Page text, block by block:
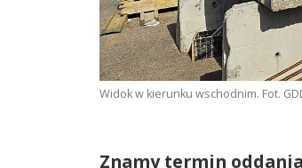
Widok w kierunku wschodnim. Fot.
Znamy termin